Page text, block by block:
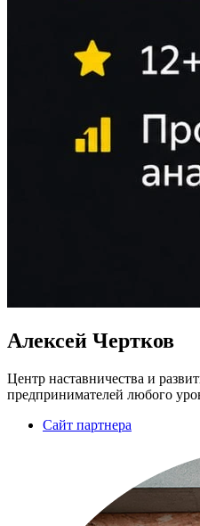
Алексей Чертков
Центр наставничества и
предпринимателей любого
Сайт партнера